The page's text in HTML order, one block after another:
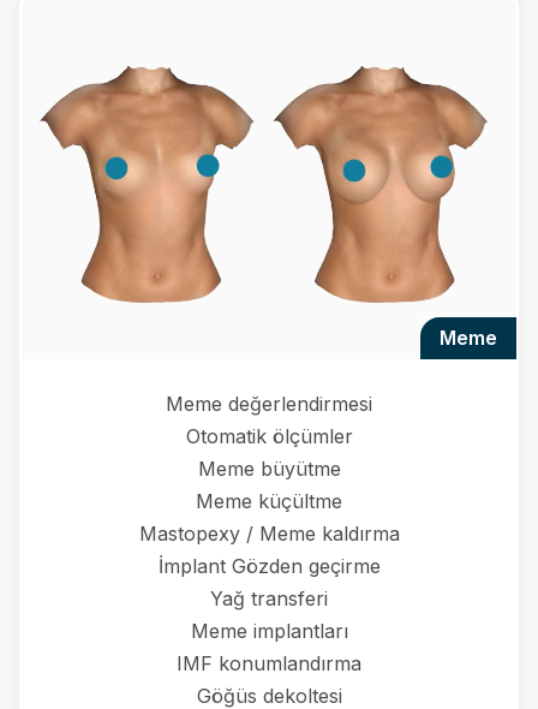
meme
Meme değerlendirmesi
Otomatik ölçümler
Meme büyütme
Meme küçültme
Mastopexy / Meme kaldırma
İmplant Gözden geçirme
Yağ transferi
Meme implantları
IMF konumlandırma
Göğüs dekoltesi